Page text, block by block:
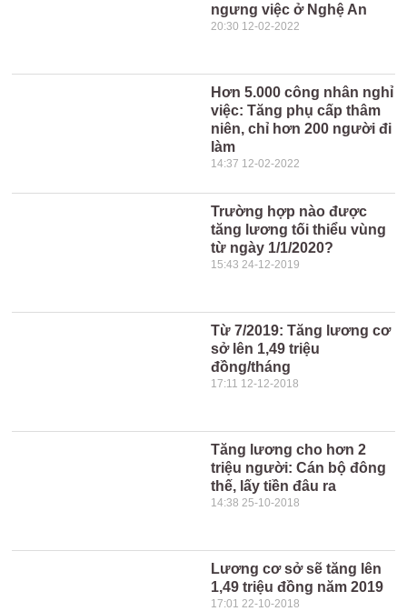
ngưng việc ở Nghệ An
20:30 12-02-2022
Hơn 5.000 công nhân nghỉ
việc: Tăng phụ cấp thâm
niên, chỉ hơn 200 người đi
làm
14:37 12-02-2022
Trường hợp nào được
tăng lương tối thiểu vùng
từ ngày 1/1/2020?
15:43 24-12-2019
Từ 7/2019: Tăng lương cơ
sở lên 1,49 triệu
đồng/tháng
17:11 12-12-2018
Tăng lương cho hơn 2
triệu người: Cán bộ đông
thế, lấy tiền đâu ra
14:38 25-10-2018
Lương cơ sở sẽ tăng lên
1,49 triệu đồng năm 2019
17:01 22-10-2018